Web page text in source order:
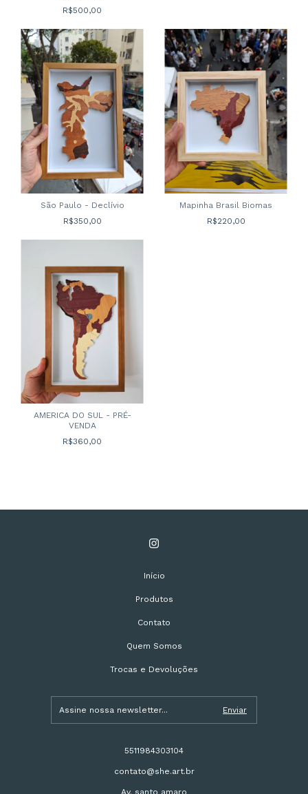
R$500,00
São Paulo - Declívio
R$350,00
Mapinha Brasil Biomas
R$220,00
AMERICA DO SUL - PRÉ-
VENDA
R$360,00
Início
Produtos
Contato
Quem Somos
Trocas e Devoluções
5511984303104
contato@she.art.br
Av. santo amaro